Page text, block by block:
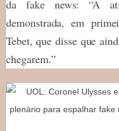
da fake news: “A
demonstrada, em
Tebet, que disse que
chegarem.”